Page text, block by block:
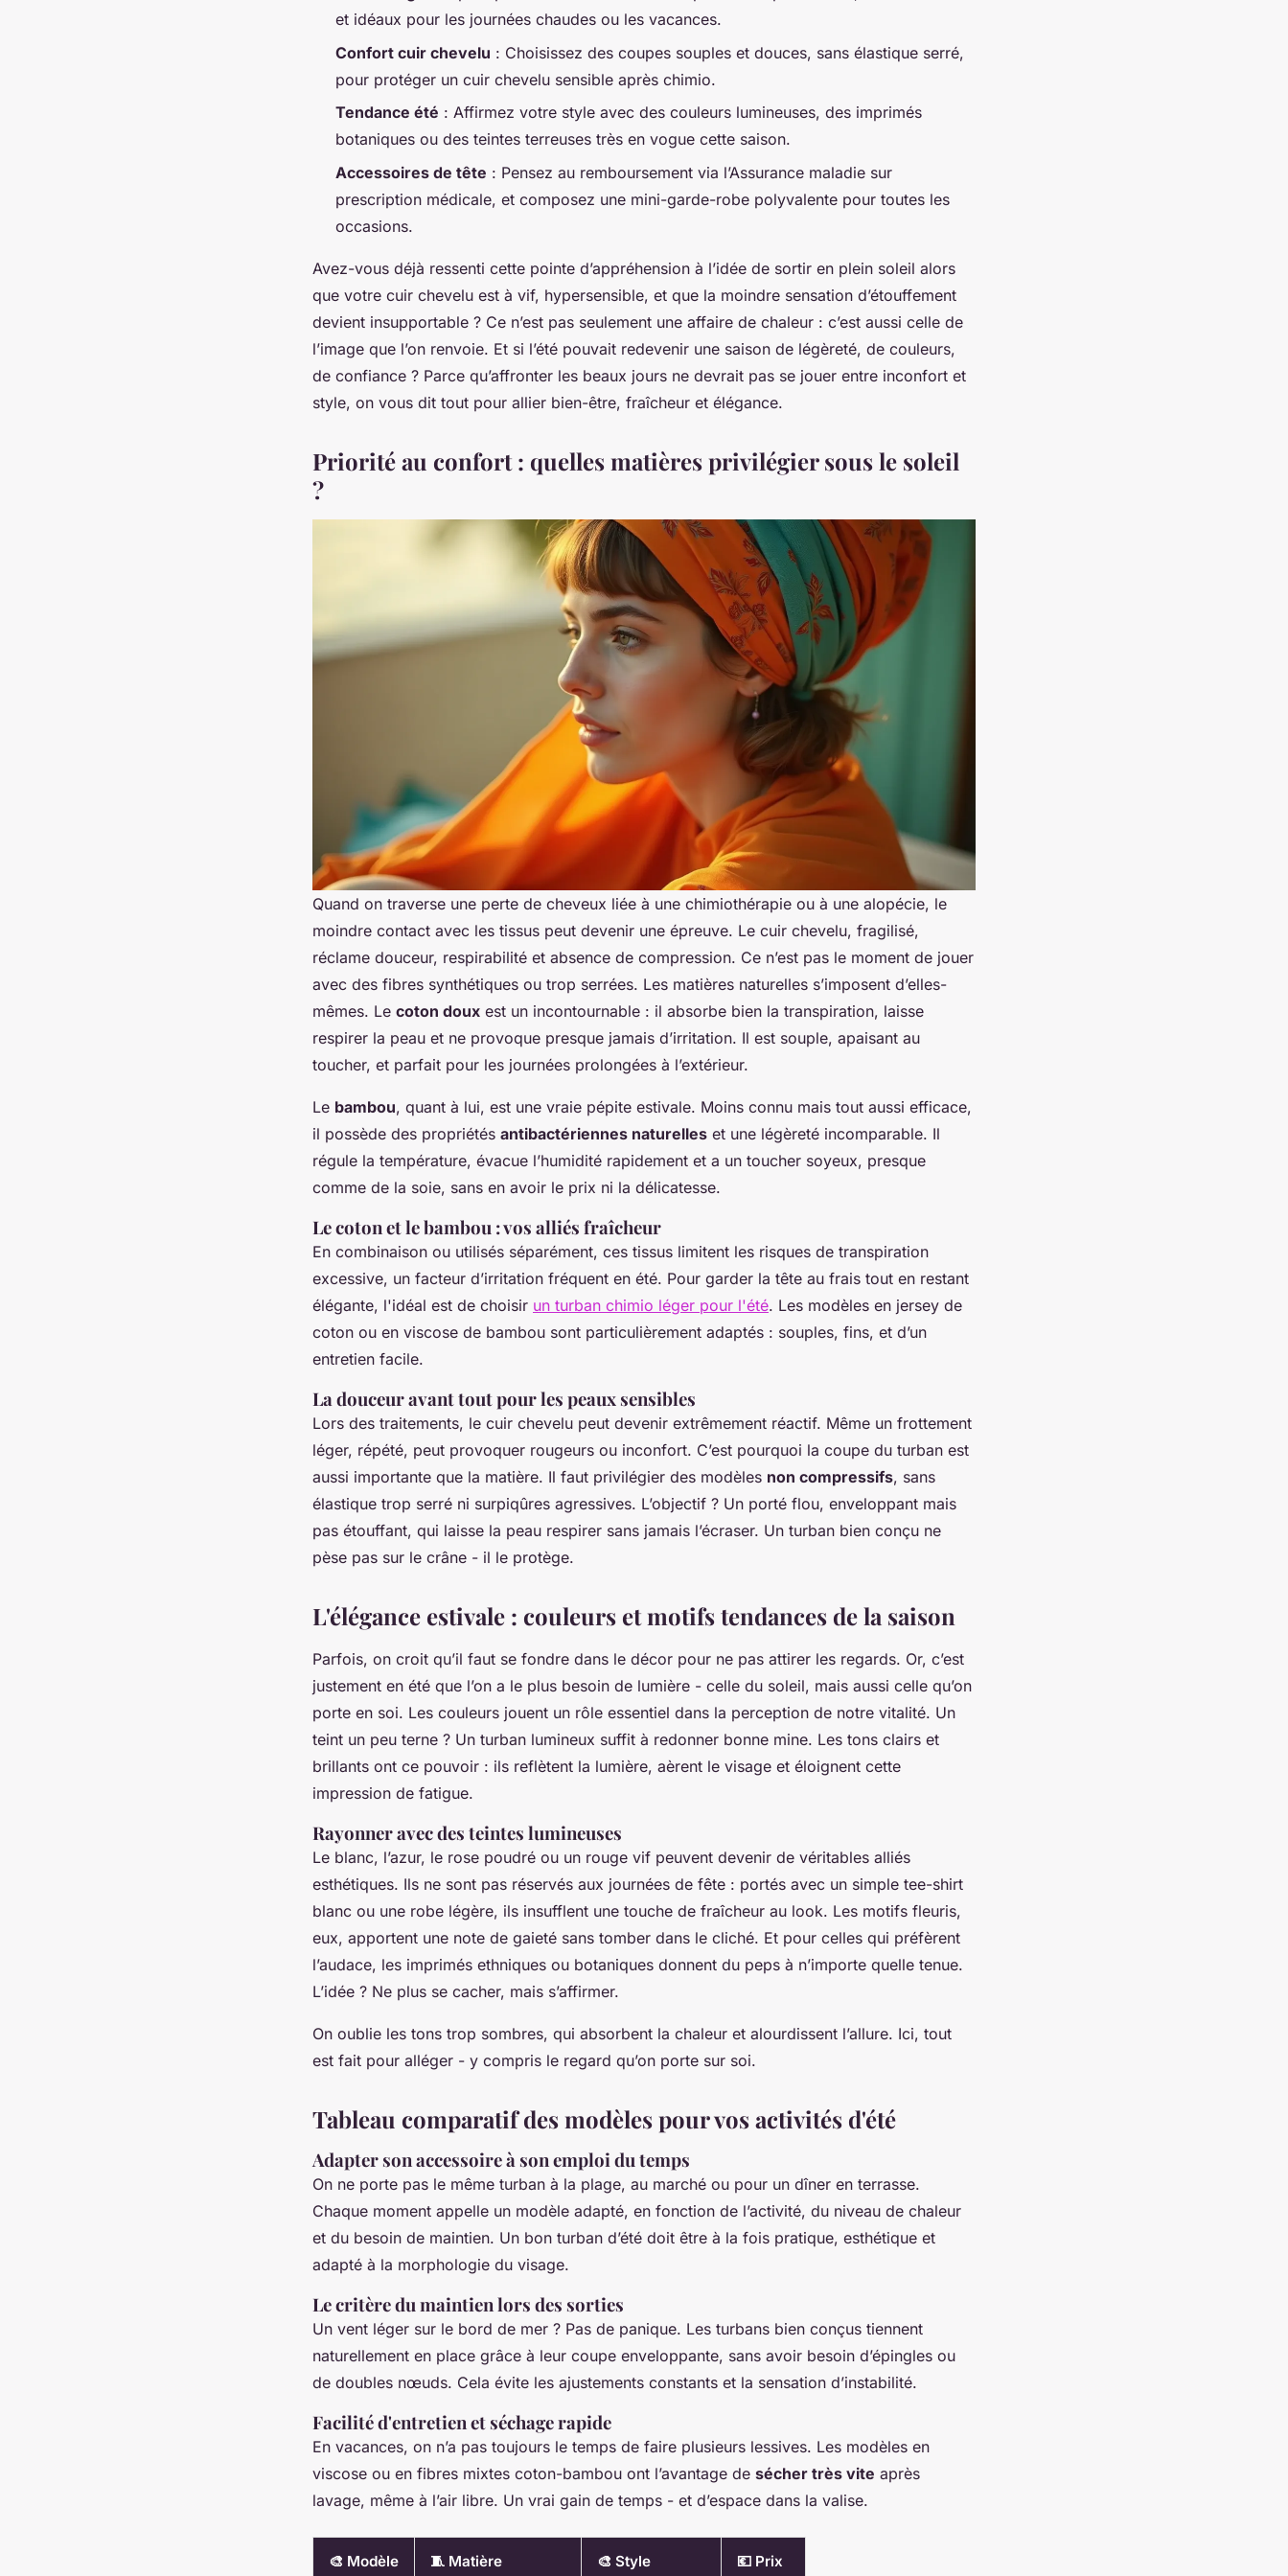
et idéaux pour les journées chaudes ou les vacances.
Confort cuir chevelu : Choisissez des coupes souples et douces, sans élastique serré,
pour protéger un cuir chevelu sensible après chimio.
Tendance été : Affirmez votre style avec des couleurs lumineuses, des imprimés
botaniques ou des teintes terreuses très en vogue cette saison.
Accessoires de tête : Pensez au remboursement via l’Assurance maladie sur
prescription médicale, et composez une mini-garde-robe polyvalente pour toutes les
occasions.
Avez-vous déjà ressenti cette pointe d’appréhension à l’idée de sortir en plein soleil alors
que votre cuir chevelu est à vif, hypersensible, et que la moindre sensation d’étouffement
devient insupportable ? Ce n’est pas seulement une affaire de chaleur : c’est aussi celle de
l’image que l’on renvoie. Et si l’été pouvait redevenir une saison de légèreté, de couleurs,
de confiance ? Parce qu’affronter les beaux jours ne devrait pas se jouer entre inconfort et
style, on vous dit tout pour allier bien-être, fraîcheur et élégance.
Priorité au confort : quelles matières privilégier sous le soleil
?
Quand on traverse une perte de cheveux liée à une chimiothérapie ou à une alopécie, le
moindre contact avec les tissus peut devenir une épreuve. Le cuir chevelu, fragilisé,
réclame douceur, respirabilité et absence de compression. Ce n’est pas le moment de jouer
avec des fibres synthétiques ou trop serrées. Les matières naturelles s’imposent d’elles-
mêmes. Le coton doux est un incontournable : il absorbe bien la transpiration, laisse
respirer la peau et ne provoque presque jamais d’irritation. Il est souple, apaisant au
toucher, et parfait pour les journées prolongées à l’extérieur.
Le bambou, quant à lui, est une vraie pépite estivale. Moins connu mais tout aussi efficace,
il possède des propriétés antibactériennes naturelles et une légèreté incomparable. Il
régule la température, évacue l’humidité rapidement et a un toucher soyeux, presque
comme de la soie, sans en avoir le prix ni la délicatesse.
Le coton et le bambou : vos alliés fraîcheur
En combinaison ou utilisés séparément, ces tissus limitent les risques de transpiration
excessive, un facteur d’irritation fréquent en été. Pour garder la tête au frais tout en restant
élégante, l'idéal est de choisir un turban chimio léger pour l'été. Les modèles en jersey de
coton ou en viscose de bambou sont particulièrement adaptés : souples, fins, et d’un
entretien facile.
La douceur avant tout pour les peaux sensibles
Lors des traitements, le cuir chevelu peut devenir extrêmement réactif. Même un frottement
léger, répété, peut provoquer rougeurs ou inconfort. C’est pourquoi la coupe du turban est
aussi importante que la matière. Il faut privilégier des modèles non compressifs, sans
élastique trop serré ni surpiqûres agressives. L’objectif ? Un porté flou, enveloppant mais
pas étouffant, qui laisse la peau respirer sans jamais l’écraser. Un turban bien conçu ne
pèse pas sur le crâne - il le protège.
L'élégance estivale : couleurs et motifs tendances de la saison
Parfois, on croit qu’il faut se fondre dans le décor pour ne pas attirer les regards. Or, c’est
justement en été que l’on a le plus besoin de lumière - celle du soleil, mais aussi celle qu’on
porte en soi. Les couleurs jouent un rôle essentiel dans la perception de notre vitalité. Un
teint un peu terne ? Un turban lumineux suffit à redonner bonne mine. Les tons clairs et
brillants ont ce pouvoir : ils reflètent la lumière, aèrent le visage et éloignent cette
impression de fatigue.
Rayonner avec des teintes lumineuses
Le blanc, l’azur, le rose poudré ou un rouge vif peuvent devenir de véritables alliés
esthétiques. Ils ne sont pas réservés aux journées de fête : portés avec un simple tee-shirt
blanc ou une robe légère, ils insufflent une touche de fraîcheur au look. Les motifs fleuris,
eux, apportent une note de gaieté sans tomber dans le cliché. Et pour celles qui préfèrent
l’audace, les imprimés ethniques ou botaniques donnent du peps à n’importe quelle tenue.
L’idée ? Ne plus se cacher, mais s’affirmer.
On oublie les tons trop sombres, qui absorbent la chaleur et alourdissent l’allure. Ici, tout
est fait pour alléger - y compris le regard qu’on porte sur soi.
Tableau comparatif des modèles pour vos activités d'été
Adapter son accessoire à son emploi du temps
On ne porte pas le même turban à la plage, au marché ou pour un dîner en terrasse.
Chaque moment appelle un modèle adapté, en fonction de l’activité, du niveau de chaleur
et du besoin de maintien. Un bon turban d’été doit être à la fois pratique, esthétique et
adapté à la morphologie du visage.
Le critère du maintien lors des sorties
Un vent léger sur le bord de mer ? Pas de panique. Les turbans bien conçus tiennent
naturellement en place grâce à leur coupe enveloppante, sans avoir besoin d’épingles ou
de doubles nœuds. Cela évite les ajustements constants et la sensation d’instabilité.
Facilité d'entretien et séchage rapide
En vacances, on n’a pas toujours le temps de faire plusieurs lessives. Les modèles en
viscose ou en fibres mixtes coton-bambou ont l’avantage de sécher très vite après
lavage, même à l’air libre. Un vrai gain de temps - et d’espace dans la valise.
🎨 Modèle 🧵 Matière 🎨 Style 💶 Prix